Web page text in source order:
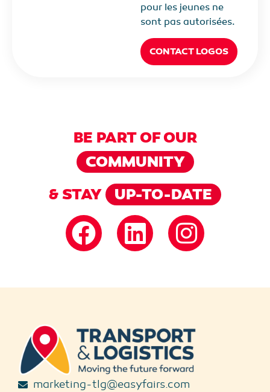
pour les jeunes ne
sont pas autorisées.
CONTACT LOGOS
BE PART OF OUR
COMMUNITY
& STAY
UP-TO-DATE
marketing-tlg@easyfairs.com